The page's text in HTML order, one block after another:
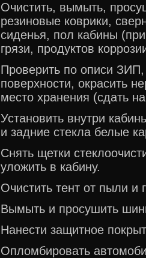
Очистить, вымыть,
резиновые коврики,
сиденья, пол кабины
грязи, продуктов
Проверить по описи ЗИП,
поверхности, окрасить
место хранения (сдать
Установить внутри
и задние стекла белые
Снять щетки
уложить в кабину.
Очистить тент от пыли и
Вымыть и просушить
Нанести защитное
Опломбировать